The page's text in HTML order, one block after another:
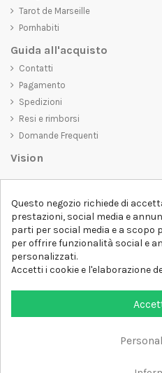
Tarot de Marseille
Pornhabiti
Guida all'acquisto
Contatti
Pagamento
Spedizioni
Resi e rimborsi
Domande Frequenti
Vision
belli da vedere, ma che trasmettano
Che siate alla ricerca di una t-shirt
comoda e accogliente o di un
qualcosa per tutti.
Follow us
Questo negozio richiede di
prestazioni, social media e
parti per social media e a
per offrire funzionalità social e
personalizzati.
Accetti i cookie e l'elaborazione